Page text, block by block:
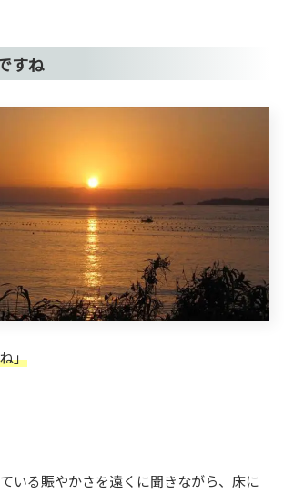
すね
」
いる賑やかさを遠くに聞きながら、床に